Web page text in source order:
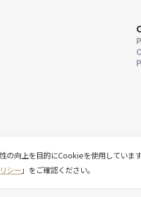
の向上を目的にCookieを使用しています
シー 」をご確認ください。